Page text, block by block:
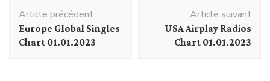
d'article
Article précédent
Europe Global Singles
Chart 01.01.2023
Article suivant
USA Airplay Radios
Chart 01.01.2023